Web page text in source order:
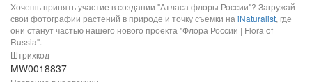
Хочешь принять участие в создании "Атласа флоры России"? Загружай
свои фотографии растений в природе и точку съемки на iNaturalist, где
они станут частью нашего нового проекта "Флора России | Flora of
Russia".
Штрихкод
MW0018837